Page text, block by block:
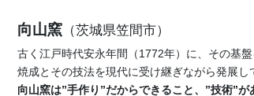
向山窯（茨城県笠間市）
古く江戸時代安永年間（1772年）に、その基
焼成とその技法を現代に受け継ぎながら発展し
向山窯は”手作り”だからできること、”技術”